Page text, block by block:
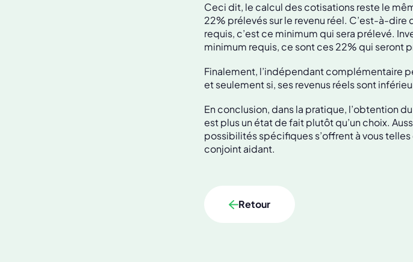
Ceci dit, le calcul des cotisations reste le
22% prélevés sur le revenu réel. C’est-à-dire
requis, c’est ce minimum qui sera prélevé.
minimum requis, ce sont ces 22% qui seront
Finalement, l’indépendant complémentaire
et seulement si, ses revenus réels sont
En conclusion, dans la pratique, l’obtention
est plus un état de fait plutôt qu’un choix.
possibilités spécifiques s’offrent à vous
conjoint aidant.
Retour